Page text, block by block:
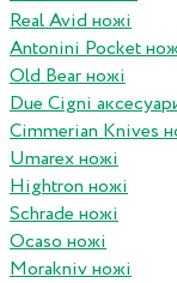
Real Avid ножі
Antonini Pocket
Old Bear ножі
Due Cigni
Cimmerian Knives
Umarex ножі
Hightron ножі
Schrade ножі
Ocaso ножі
Morakniv ножі